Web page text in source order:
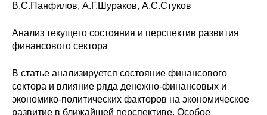
Материалы для СМИ
Публикации
Научная жизнь
В.С.Панфилов, А.Г.Шураков, А.С.Стуков
Анализ текущего состояния и перспектив развития
финансового сектора
В статье анализируется состояние финансового
сектора и влияние ряда денежно-финансовых и
экономико-политических факторов на экономическое
развитие в ближайшей перспективе. Особое